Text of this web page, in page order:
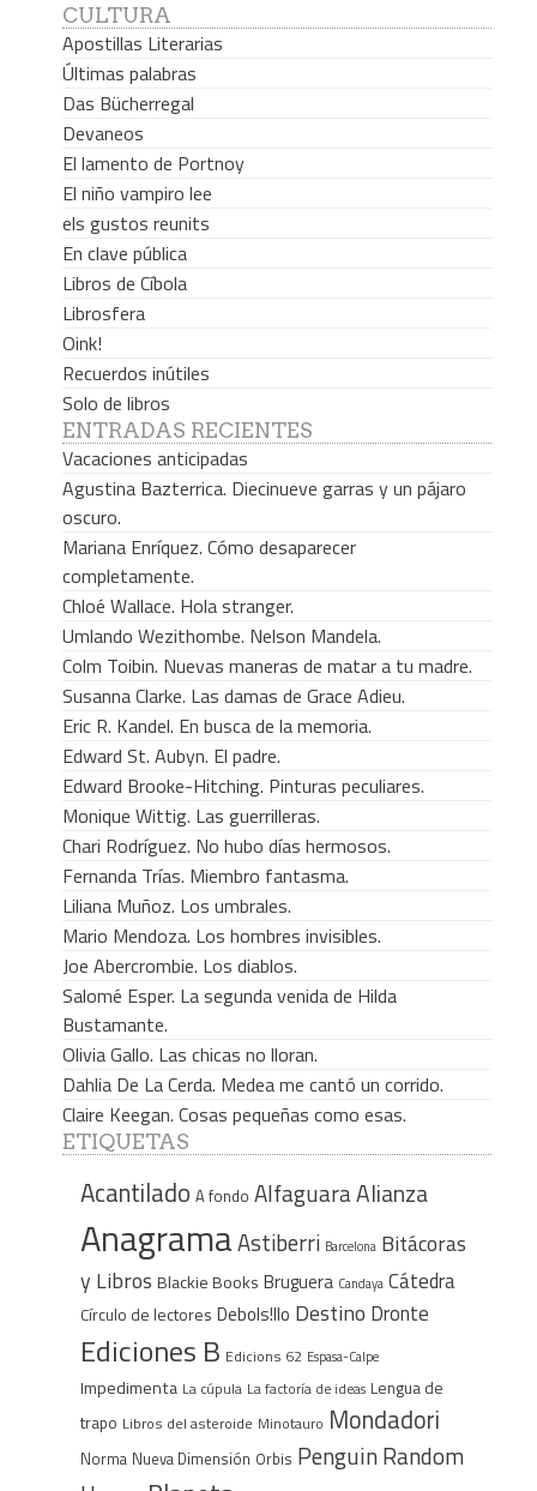
CULTURA
Apostillas Literarias
Últimas palabras
Das Bücherregal
Devaneos
El lamento de Portnoy
El niño vampiro lee
els gustos reunits
En clave pública
Libros de Cíbola
Librosfera
Oink!
Recuerdos inútiles
Solo de libros
ENTRADAS RECIENTES
Vacaciones anticipadas
Agustina Bazterrica. Diecinueve garras y un pájaro
oscuro.
Mariana Enríquez. Cómo desaparecer
completamente.
Chloé Wallace. Hola stranger.
Umlando Wezithombe. Nelson Mandela.
Colm Toibin. Nuevas maneras de matar a tu madre.
Susanna Clarke. Las damas de Grace Adieu.
Eric R. Kandel. En busca de la memoria.
Edward St. Aubyn. El padre.
Edward Brooke-Hitching. Pinturas peculiares.
Monique Wittig. Las guerrilleras.
Chari Rodríguez. No hubo días hermosos.
Fernanda Trías. Miembro fantasma.
Liliana Muñoz. Los umbrales.
Mario Mendoza. Los hombres invisibles.
Joe Abercrombie. Los diablos.
Salomé Esper. La segunda venida de Hilda
Bustamante.
Olivia Gallo. Las chicas no lloran.
Dahlia De La Cerda. Medea me cantó un corrido.
Claire Keegan. Cosas pequeñas como esas.
ETIQUETAS
Acantilado A fondo AlfaguaraAlianza
AnagramaAstiberri Barcelona Bitácoras
y Libros Blackie Books Bruguera Candaya Cátedra
Círculo de lectores Debols!llo Destino Dronte
Ediciones B Edicions 62 Espasa-Calpe
Impedimenta La cúpula La factoría de ideas Lengua de
trapo Libros del asteroide Minotauro Mondadori
Norma Nueva Dimensión Orbis Penguin Random